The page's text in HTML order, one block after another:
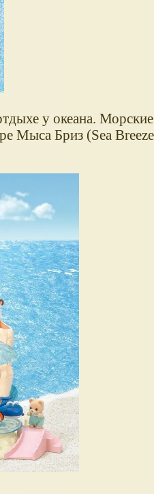
у океана.
Мыса Бриз (Sea Breeze